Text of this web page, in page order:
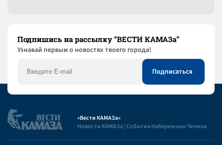
Подпишись на рассылку “ВЕСТИ КАМАЗа”
Узнaвай первым о новостях твоего города!
«Вести КАМАЗа»
Новости КАМАЗа | События Набережных Челнов